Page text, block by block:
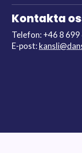
Kontakta
Telefon: +46 8
E-post: